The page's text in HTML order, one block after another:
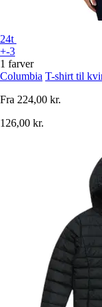
24t
+-3
1 farver
Columbia T-shirt til
Fra 224,00 kr.
126,00 kr.